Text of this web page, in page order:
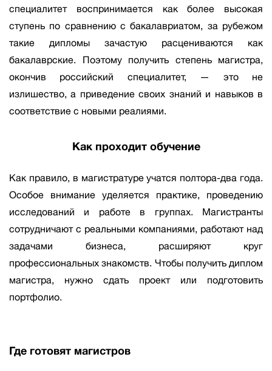
специалитет воспринимается как более высокая
ступень по сравнению с бакалавриатом, за рубежом
такие дипломы зачастую расцениваются как
бакалаврские. Поэтому получить степень магистра,
окончив российский специалитет, — это не
излишество, а приведение своих знаний и навыков в
соответствие с новыми реалиями.
Как проходит обучение
Как правило, в магистратуре учатся полтора-два года.
Особое внимание уделяется практике, проведению
исследований и работе в группах. Магистранты
сотрудничают с реальными компаниями, работают над
задачами бизнеса, расширяют круг
профессиональных знакомств. Чтобы получить диплом
магистра, нужно сдать проект или подготовить
портфолио.
Где готовят магистров